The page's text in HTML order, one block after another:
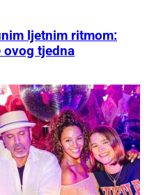
ljetnim ritmom:
ovog tjedna